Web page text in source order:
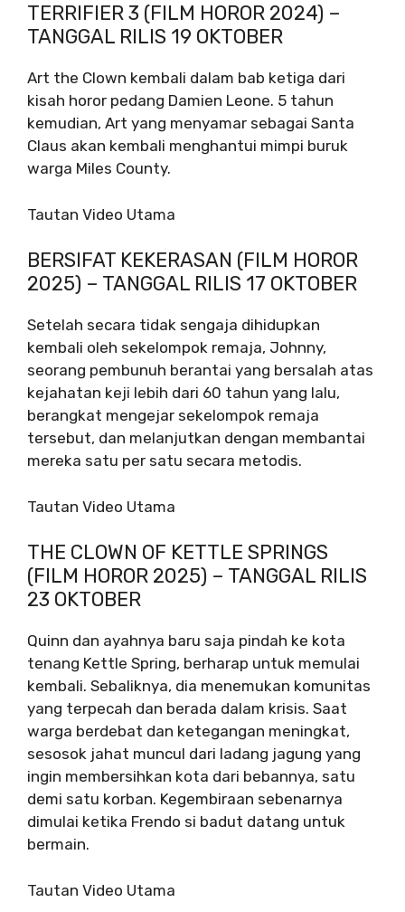
TERRIFIER 3 (FILM HOROR 2024) –
TANGGAL RILIS 19 OKTOBER
Art the Clown kembali dalam bab ketiga dari
kisah horor pedang Damien Leone. 5 tahun
kemudian, Art yang menyamar sebagai Santa
Claus akan kembali menghantui mimpi buruk
warga Miles County.
Tautan Video Utama
BERSIFAT KEKERASAN (FILM HOROR
2025) – TANGGAL RILIS 17 OKTOBER
Setelah secara tidak sengaja dihidupkan
kembali oleh sekelompok remaja, Johnny,
seorang pembunuh berantai yang bersalah atas
kejahatan keji lebih dari 60 tahun yang lalu,
berangkat mengejar sekelompok remaja
tersebut, dan melanjutkan dengan membantai
mereka satu per satu secara metodis.
Tautan Video Utama
THE CLOWN OF KETTLE SPRINGS
(FILM HOROR 2025) – TANGGAL RILIS
23 OKTOBER
Quinn dan ayahnya baru saja pindah ke kota
tenang Kettle Spring, berharap untuk memulai
kembali. Sebaliknya, dia menemukan komunitas
yang terpecah dan berada dalam krisis. Saat
warga berdebat dan ketegangan meningkat,
sesosok jahat muncul dari ladang jagung yang
ingin membersihkan kota dari bebannya, satu
demi satu korban. Kegembiraan sebenarnya
dimulai ketika Frendo si badut datang untuk
bermain.
Tautan Video Utama